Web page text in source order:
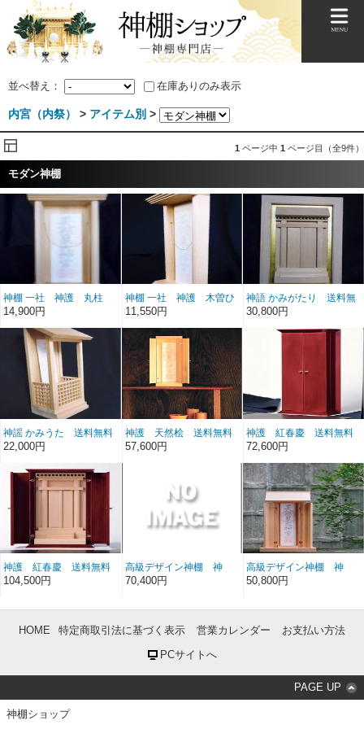
並べ替え： 在庫ありのみ表示
内宮（内祭） > アイテム別 >
1 ページ中 1 ページ目（全9件）
モダン神棚
神棚 一社 神護 丸柱
付 （木曽ひのき）送料
14,900円
神棚 一社 神護 木曽ひ
のき 送料無料
11,550円
神語 かみがたり 送料無
料
30,800円
神謡 かみうた 送料無料
22,000円
神護 天然桧 送料無料
57,600円
神護 紅春慶 送料無料
72,600円
神護 紅春慶 送料無料
104,500円
高級デザイン神棚 神
護 天然桧 送料無料
70,400円
高級デザイン神棚 神
護 天然桧 送料無料
50,800円
HOME 特定商取引法に基づく表示 営業カレンダー
お支払い方法
PCサイトへ
PAGE UP
神棚ショップ